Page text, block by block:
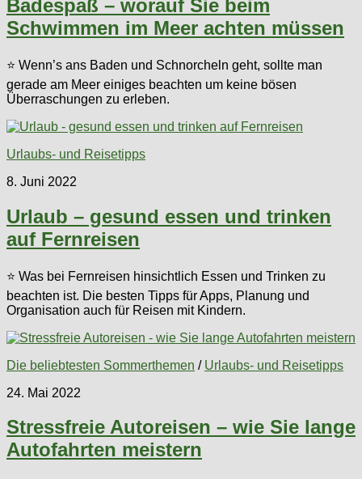
Badespaß – worauf Sie beim
Schwimmen im Meer achten müssen
⭐ Wenn’s ans Baden und Schnorcheln geht, sollte man
gerade am Meer einiges beachten um keine bösen
Überraschungen zu erleben.
Urlaubs- und Reisetipps
8. Juni 2022
Urlaub – gesund essen und trinken
auf Fernreisen
⭐ Was bei Fernreisen hinsichtlich Essen und Trinken zu
beachten ist. Die besten Tipps für Apps, Planung und
Organisation auch für Reisen mit Kindern.
Die beliebtesten Sommerthemen / Urlaubs- und Reisetipps
24. Mai 2022
Stressfreie Autoreisen – wie Sie lange
Autofahrten meistern